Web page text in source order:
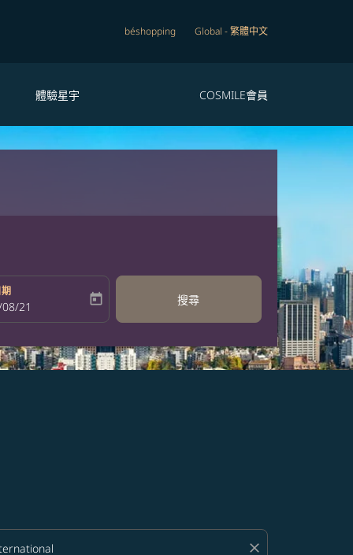
béshopping Global -繁體中文
體驗星宇 COSMILE會員
return-date-aria-label
21 today 搜尋
close